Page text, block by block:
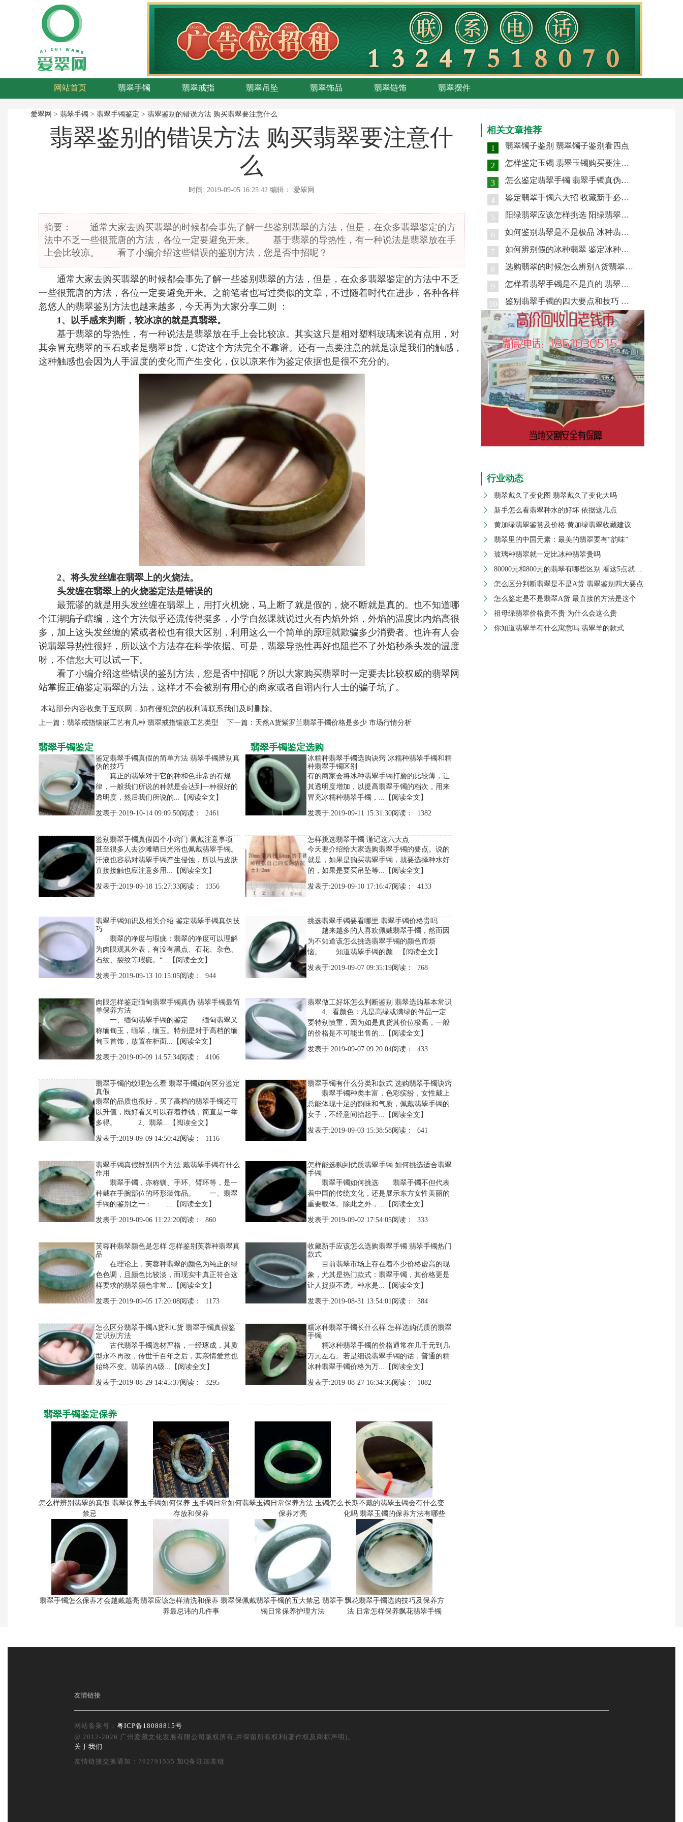
网站首页 翡翠手镯 翡翠戒指 翡翠吊坠 翡翠饰品 翡翠链饰 翡翠摆件
爱翠网 > 翡翠手镯 > 翡翠手镯鉴定 > 翡翠鉴别的错误方法 购买翡翠要注意什么
翡翠鉴别的错误方法 购买翡翠要注意什
么
时间: 2019-09-05 16:25:42 编辑： 爱翠网
摘要： 通常大家去购买翡翠的时候都会事先了解一些鉴别翡翠的方法，但是，在众多翡翠鉴定的方
法中不乏一些很荒唐的方法，各位一定要避免开来。 基于翡翠的导热性，有一种说法是翡翠放在手
上会比较凉。 看了小编介绍这些错误的鉴别方法，您是否中招呢？
通常大家去购买翡翠的时候都会事先了解一些鉴别翡翠的方法，但是，在众多翡翠鉴定的方法中不乏
一些很荒唐的方法，各位一定要避免开来。之前笔者也写过类似的文章，不过随着时代在进步，各种各样
忽悠人的翡翠鉴别方法也越来越多，今天再为大家分享二则 ：
1、以手感来判断，较冰凉的就是真翡翠。
基于翡翠的导热性，有一种说法是翡翠放在手上会比较凉。其实这只是相对塑料玻璃来说有点用，对
其余冒充翡翠的玉石或者是翡翠B货，C货这个方法完全不靠谱。还有一点要注意的就是凉是我们的触感，
这种触感也会因为人手温度的变化而产生变化，仅以凉来作为鉴定依据也是很不充分的。
2、将头发丝缠在翡翠上的火烧法。
头发缠在翡翠上的火烧鉴定法是错误的
最荒谬的就是用头发丝缠在翡翠上，用打火机烧，马上断了就是假的，烧不断就是真的。也不知道哪
个江湖骗子瞎编，这个方法似乎还流传得挺多，小学自然课就说过火有内焰外焰，外焰的温度比内焰高很
多，加上这头发丝缠的紧或者松也有很大区别，利用这么一个简单的原理就欺骗多少消费者。也许有人会
说翡翠导热性很好，所以这个方法存在科学依据。可是，翡翠导热性再好也阻拦不了外焰秒杀头发的温度
呀，不信您大可以试一下。
看了小编介绍这些错误的鉴别方法，您是否中招呢？所以大家购买翡翠时一定要去比较权威的翡翠网
站掌握正确鉴定翡翠的方法，这样才不会被别有用心的商家或者自诩内行人士的骗子坑了。
本站部分内容收集于互联网，如有侵犯您的权利请联系我们及时删除。
上一篇： 翡翠戒指镶嵌工艺有几种 翡翠戒指镶嵌工艺类型 下一篇： 天然A货紫罗兰翡翠手镯价格是多少 市场行情分析
翡翠手镯鉴定
鉴定翡翠手镯真假的简单方法 翡翠手镯辨别真
伪的技巧
真正的翡翠对于它的种和色非常的有规
律，一般我们所说的种就是会达到一种很好的
透明度，然后我们所说的... 【阅读全文】
发表于:2019-10-14 09:09:50阅读： 2461
鉴别翡翠手镯真假四个小窍门 佩戴注意事项
甚至很多人去沙滩晒日光浴也佩戴翡翠手镯。
汗液也容易对翡翠手镯产生侵蚀，所以与皮肤
直接接触也应注意多用... 【阅读全文】
发表于:2019-09-18 15:27:33阅读： 1356
翡翠手镯知识及相关介绍 鉴定翡翠手镯真伪技
巧
翡翠的净度与瑕疵：翡翠的净度可以理解
为肉眼观其外表，有没有黑点、石花、杂色、
石纹、裂纹等瑕疵。“... 【阅读全文】
发表于:2019-09-13 10:15:05阅读： 944
肉眼怎样鉴定缅甸翡翠手镯真伪 翡翠手镯最简
单保养方法
一、缅甸翡翠手镯的鉴定 缅甸翡翠又
称缅甸玉，缅翠，缅玉。特别是对于高档的缅
甸玉首饰，放置在柜面... 【阅读全文】
发表于:2019-09-09 14:57:34阅读： 4106
翡翠手镯的纹理怎么看 翡翠手镯如何区分鉴定
真假
翡翠的品质也很好，买了高档的翡翠手镯还可
以升值，既好看又可以存着挣钱，简直是一举
多得。 2、翡翠... 【阅读全文】
发表于:2019-09-09 14:50:42阅读： 1116
翡翠手镯真假辨别四个方法 戴翡翠手镯有什么
作用
翡翠手镯，亦称钏、手环、臂环等，是一
种戴在手腕部位的环形装饰品。 一、翡翠
手镯的鉴别之一： ... 【阅读全文】
发表于:2019-09-06 11:22:20阅读： 860
芙蓉种翡翠颜色是怎样 怎样鉴别芙蓉种翡翠真
品
在理论上，芙蓉种翡翠的颜色为纯正的绿
色色调，且颜色比较淡，而现实中真正符合这
样要求的翡翠颜色非常... 【阅读全文】
发表于:2019-09-05 17:20:08阅读： 1173
怎么区分翡翠手镯A货和C货 翡翠手镯真假鉴
定识别方法
古代翡翠手镯选材严格，一经琢成，其质
型永不再改，传世千百年之后，其亲情爱意也
始终不变。翡翠的A级... 【阅读全文】
发表于:2019-08-29 14:45:37阅读： 3295
翡翠手镯鉴定选购
冰糯种翡翠手镯选购诀窍 冰糯种翡翠手镯和糯
种翡翠手镯区别
有的商家会将冰种翡翠手镯打磨的比较薄，让
其透明度增加，以提高翡翠手镯的档次，用来
冒充冰糯种翡翠手镯，... 【阅读全文】
发表于:2019-09-11 15:31:30阅读： 1382
怎样挑选翡翠手镯 谨记这六大点
今天要介绍给大家选购翡翠手镯的要点。说的
就是，如果是购买翡翠手镯，就要选择种水好
的，如果是要买吊坠等... 【阅读全文】
发表于:2019-09-10 17:16:47阅读： 4133
挑选翡翠手镯要看哪里 翡翠手镯价格贵吗
越来越多的人喜欢佩戴翡翠手镯，然而因
为不知道该怎么挑选翡翠手镯的颜色而烦
恼。 知道翡翠手镯的颜... 【阅读全文】
发表于:2019-09-07 09:35:19阅读： 768
翡翠做工好坏怎么判断鉴别 翡翠选购基本常识
4、看颜色：凡是高绿或满绿的件品一定
要特别慎重，因为如是真货其价位极高，一般
的价格是不可能出售的... 【阅读全文】
发表于:2019-09-07 09:20:04阅读： 433
翡翠手镯有什么分类和款式 选购翡翠手镯诀窍
翡翠手镯种类丰富，色彩缤纷，女性戴上
总能体现十足的韵味和气质，佩戴翡翠手镯的
女子，不经意间抬起手... 【阅读全文】
发表于:2019-09-03 15:38:58阅读： 641
怎样能选购到优质翡翠手镯 如何挑选适合翡翠
手镯
翡翠手镯如何挑选 翡翠手镯不但代表
着中国的传统文化，还是展示东方女性美丽的
重要载体。除此之外，... 【阅读全文】
发表于:2019-09-02 17:54:05阅读： 333
收藏新手应该怎么选购翡翠手镯 翡翠手镯热门
款式
目前翡翠市场上存在着不少价格虚高的现
象，尤其是热门款式：翡翠手镯，其价格更是
让人捉摸不透。种水是... 【阅读全文】
发表于:2019-08-31 13:54:01阅读： 384
糯冰种翡翠手镯长什么样 怎样选购优质的翡翠
手镯
糯冰种翡翠手镯的价格通常在几千元到几
万元左右。若是细说翡翠手镯的话，普通的糯
冰种翡翠手镯价格为万... 【阅读全文】
发表于:2019-08-27 16:34:36阅读： 1082
翡翠手镯鉴定保养
怎么样辨别翡翠的真假 翡翠保养
禁忌
玉手镯如何保养 玉手镯日常如何
存放和保养
翡翠玉镯日常保养方法 玉镯怎么
保养才亮
长期不戴的翡翠玉镯会有什么变
化吗 翡翠玉镯的保养方法有哪些
翡翠手镯怎么保养才会越戴越亮翡翠应该怎样清洗和保养 翡翠保
养最忌讳的几件事
佩戴翡翠手镯的五大禁忌 翡翠手
镯日常保养护理方法
飘花翡翠手镯选购技巧及保养方
法 日常怎样保养飘花翡翠手镯
相关文章推荐
1 翡翠镯子鉴别 翡翠镯子鉴别看四点
2 怎样鉴定玉镯 翡翠玉镯购买要注意什么
3 怎么鉴定翡翠手镯 翡翠手镯真伪怎么识别判断
4 鉴定翡翠手镯六大招 收藏新手必看知识点
5 阳绿翡翠应该怎样挑选 阳绿翡翠手镯鉴定技巧
6 如何鉴别翡翠是不是极品 冰种翡翠真伪识别技巧
7 如何辨别假的冰种翡翠 鉴定冰种翡翠的方法
8 选购翡翠的时候怎么辨别A货翡翠手镯 鉴定A货翡翠手镯的技巧
9 怎样看翡翠手镯是不是真的 翡翠手镯真假鉴定识别技巧和方法
10 鉴别翡翠手镯的四大要点和技巧 翡翠手镯真假识别方法
行业动态
 翡翠戴久了变化图 翡翠戴久了变化大吗
 新手怎么看翡翠种水的好坏 依据这几点
 黄加绿翡翠鉴赏及价格 黄加绿翡翠收藏建议
 翡翠里的中国元素：最美的翡翠要有“韵味”
 玻璃种翡翠就一定比冰种翡翠贵吗
 80000元和800元的翡翠有哪些区别 看这5点就知道了
 怎么区分判断翡翠是不是A货 翡翠鉴别四大要点
 怎么鉴定是不是翡翠A货 最直接的方法是这个
 祖母绿翡翠价格贵不贵 为什么会这么贵
 你知道翡翠羊有什么寓意吗 翡翠羊的款式
友情链接
网站备案号：粤ICP备18088815号
@ 2012-2026 广州爱藏文化发展有限公司版权所有,并保留所有权利(著作权及商标声明)。
关于我们
友情链接交换请加：792791535 加Q备注加友链